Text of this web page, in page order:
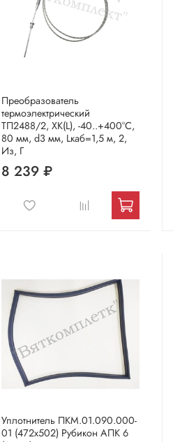
Преобразователь
термоэлектрический
ТП2488/2, ХК(L), -40..+400°С,
80 мм, d3 мм, Lкаб=1,5 м, 2,
Из, Г
8 239 ₽
Уплотнитель ПКМ.01.090.000-
01 (472х502) Рубикон АПК 6